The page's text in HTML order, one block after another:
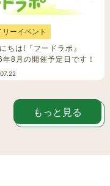
リーイベント
ちは!『フードラポ』
8月の開催予定日です！
もっと見る